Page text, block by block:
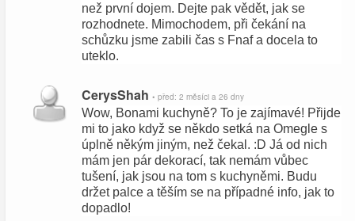
než první dojem. Dejte pak vědět, jak se
rozhodnete. Mimochodem, při čekání na
schůzku jsme zabili čas s Fnaf a docela to
uteklo.
CerysShah • před: 2 měsíci a 26 dny
Wow, Bonami kuchyně? To je zajímavé! Přijde
mi to jako když se někdo setká na Omegle s
úplně někým jiným, než čekal. :D Já od nich
mám jen pár dekorací, tak nemám vůbec
tušení, jak jsou na tom s kuchyněmi. Budu
držet palce a těším se na případné info, jak to
dopadlo!